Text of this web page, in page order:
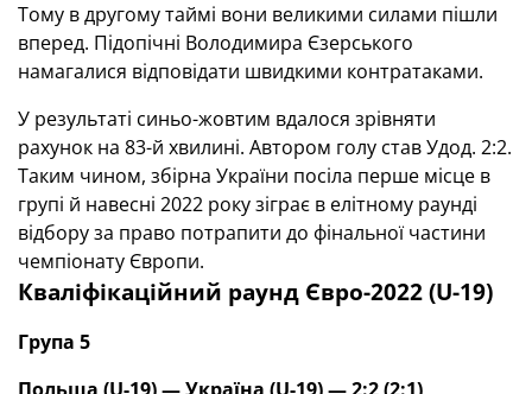
Тому в другому таймі вони великими силами пішли
вперед. Підопічні Володимира Єзерського
намагалися відповідати швидкими контратаками.
У результаті синьо-жовтим вдалося зрівняти
рахунок на 83-й хвилині. Автором голу став Удод. 2:2.
Таким чином, збірна України посіла перше місце в
групі й навесні 2022 року зіграє в елітному раунді
відбору за право потрапити до фінальної частини
чемпіонату Європи.
Кваліфікаційний раунд Євро-2022 (U-19)
Група 5